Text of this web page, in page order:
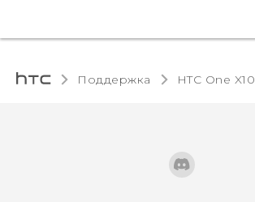
Поддержка HTC One X10‎